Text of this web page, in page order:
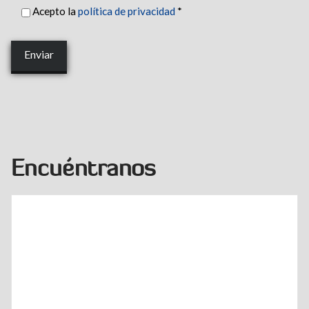
Acepto lapolítica de privacidad *
Encuéntranos